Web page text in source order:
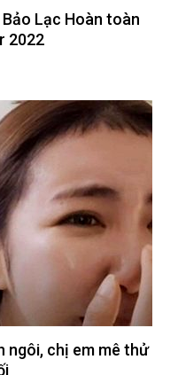
Lạc Hoàn toàn
2022
ngôi, chị em mê thử